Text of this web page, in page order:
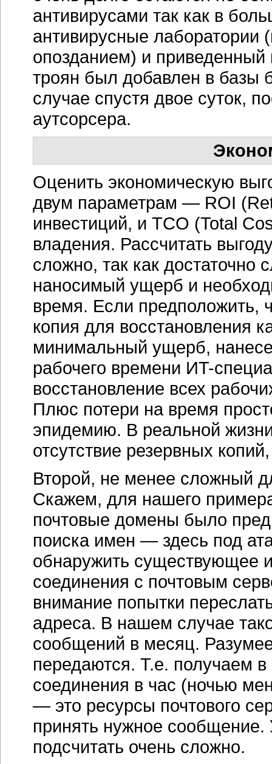
антивирусами так как в
антивирусные
опозданием) и
троян был добавлен в базы
случае спустя двое суток,
аутсорсера.
Оценить экономическую
двум параметрам — ROI
инвестиций, и TCO (Total
владения. Рассчитать
сложно, так как достаточно
наносимый ущерб и
время. Если предположить,
копия для восстановления
минимальный ущерб,
рабочего времени ИT-
восстановление всех
Плюс потери на время
эпидемию. В реальной
отсутствие резервных
Второй, не менее сложный
Скажем, для нашего
почтовые домены было
поиска имен — здесь под
обнаружить существующее
соединения с почтовым
внимание попытки
адреса. В нашем случае
сообщений в месяц.
передаются. Т.е. получаем
соединения в час (ночью
— это ресурсы почтового
принять нужное
подсчитать очень сложно.